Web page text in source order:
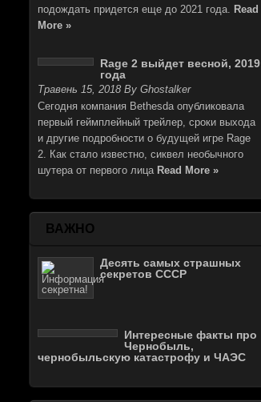
подождать придется еще до 2021 года. Read
More »
Rage 2 выйдет весной, 2019
года
Травень 15, 2018 By Ghostalker
Cегодня компания Bethesda опубликовала
первый геймплейный трейлер, сроки выхода
и другие подробности о будущей игре Rage
2. Как стало известно, сиквел необычного
шутера от первого лица Read More »
ВАЖНО
Десять самых страшных
секретов СССР
Интересные факты про
Чернобыль,
чернобыльскую катастрофу и ЧАЭС